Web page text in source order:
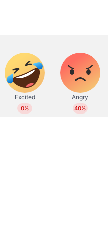
പ്രവര്‍ത്തിക്കുന്നു.
പോസ്റ്റ് ഗ്രാജുവേറ്റ്
ബിസിനസ്,
എഴുതുന്നു. 12 വര്‍ഷത്തെ
റിപ്പോര്‍ട്ടുകള്‍,
പ്രിന്റ്, വിഷ്വല്‍,